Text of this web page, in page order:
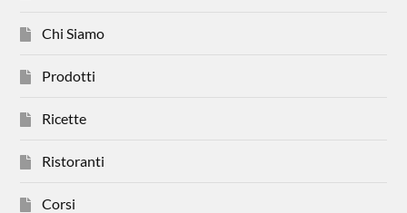
Chi Siamo
Prodotti
Ricette
Ristoranti
Corsi